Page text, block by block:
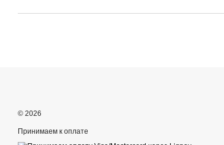
© 2026
Принимаем к оплате